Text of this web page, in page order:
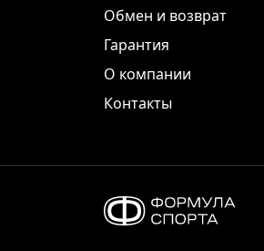
Обмен и возврат
Гарантия
О компании
Контакты